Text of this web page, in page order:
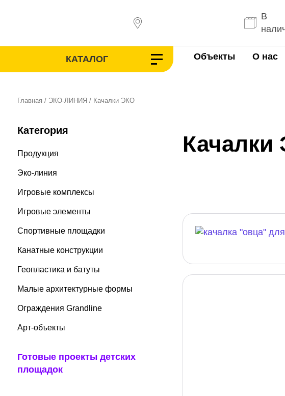
В
КАТАЛОГ Объекты О нас
Главная / ЭКО-ЛИНИЯ / Качалки ЭКО
Категория
Продукция
Эко-линия
Игровые комплексы
Игровые элементы
Спортивные площадки
Канатные конструкции
Геопластика и батуты
Малые архитектурные формы
Ограждения Grandline
Арт-объекты
Готовые проекты детских
площадок
Качалки